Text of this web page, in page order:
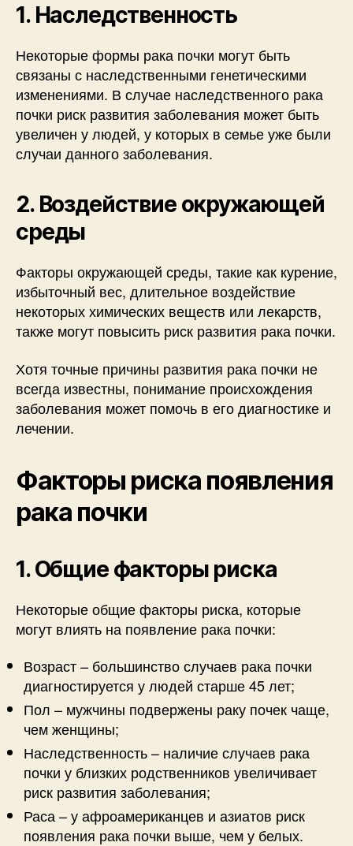
1. Наследственность
Некоторые формы рака почки могут быть
связаны с наследственными генетическими
изменениями. В случае наследственного рака
почки риск развития заболевания может быть
увеличен у людей, у которых в семье уже были
случаи данного заболевания.
2. Воздействие окружающей
среды
Факторы окружающей среды, такие как курение,
избыточный вес, длительное воздействие
некоторых химических веществ или лекарств,
также могут повысить риск развития рака почки.
Хотя точные причины развития рака почки не
всегда известны, понимание происхождения
заболевания может помочь в его диагностике и
лечении.
Факторы риска появления
рака почки
1. Общие факторы риска
Некоторые общие факторы риска, которые
могут влиять на появление рака почки:
Возраст – большинство случаев рака почки
диагностируется у людей старше 45 лет;
Пол – мужчины подвержены раку почек чаще,
чем женщины;
Наследственность – наличие случаев рака
почки у близких родственников увеличивает
риск развития заболевания;
Раса – у афроамериканцев и азиатов риск
появления рака почки выше, чем у белых.